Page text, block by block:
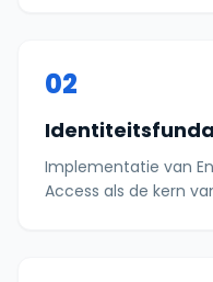
02
Implementatie van
Access als de kern